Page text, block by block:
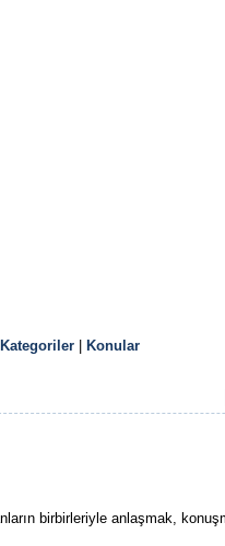
Kategoriler Konular
birbirleriyle anlaşmak,